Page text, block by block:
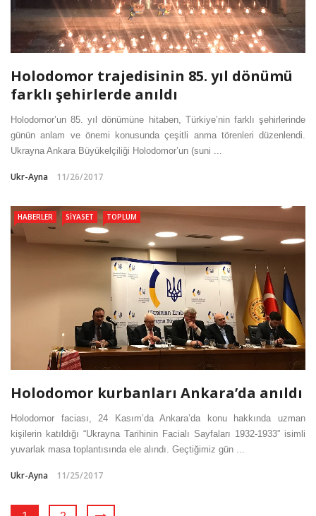
Holodomor trajedisinin 85. yıl dönümü
farklı şehirlerde anıldı
Holodomor’un 85. yıl dönümüne hitaben, Türkiye’nin farklı şehirlerinde
günün anlam ve önemi konusunda çeşitli anma törenleri düzenlendi.
Ukrayna Ankara Büyükelçiliği Holodomor’un (suni ...
Ukr-Ayna 11/26/2017
HABERLER SIYASET TOPLUM
Holodomor kurbanları Ankara’da anıldı
Holodomor faciası, 24 Kasım’da Ankara’da konu hakkında uzman
kişilerin katıldığı “Ukrayna Tarihinin Facialı Sayfaları 1932-1933” isimli
yuvarlak masa toplantısında ele alındı. Geçtiğimiz gün ...
Ukr-Ayna 11/25/2017